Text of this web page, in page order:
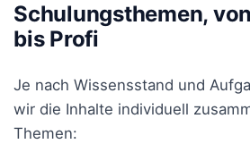
Schulungsthemen,
bis Profi
Je nach Wissensstand und
wir die Inhalte individuell
Themen: